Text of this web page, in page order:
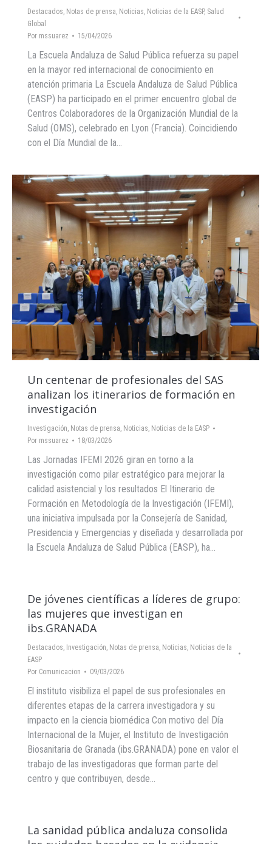
Destacados, Notas de prensa, Noticias, Noticias de la EASP, Salud
Global
Por mssuarez 15/04/2026
La Escuela Andaluza de Salud Pública refuerza su papel
en la mayor red internacional de conocimiento en
atención primaria La Escuela Andaluza de Salud Pública
(EASP) ha participado en el primer encuentro global de
Centros Colaboradores de la Organización Mundial de la
Salud (OMS), celebrado en Lyon (Francia). Coincidiendo
con el Día Mundial de la…
Un centenar de profesionales del SAS
analizan los itinerarios de formación en
investigación
Investigación, Notas de prensa, Noticias, Noticias de la EASP
Por mssuarez 18/03/2026
Las Jornadas IFEMI 2026 giran en torno a la
investigación como pilar estratégico para mejorar la
calidad asistencial y los resultados El Itinerario de
Formación en Metodología de la Investigación (IFEMI),
una iniciativa impulsada por la Consejería de Sanidad,
Presidencia y Emergencias y diseñada y desarrollada por
la Escuela Andaluza de Salud Pública (EASP), ha…
De jóvenes científicas a líderes de grupo:
las mujeres que investigan en
ibs.GRANADA
Destacados, Investigación, Notas de prensa, Noticias, Noticias de la
EASP
Por Comunicacion 09/03/2026
El instituto visibiliza el papel de sus profesionales en
diferentes etapas de la carrera investigadora y su
impacto en la ciencia biomédica Con motivo del Día
Internacional de la Mujer, el Instituto de Investigación
Biosanitaria de Granada (ibs.GRANADA) pone en valor el
trabajo de las investigadoras que forman parte del
centro y que contribuyen, desde…
La sanidad pública andaluza consolida